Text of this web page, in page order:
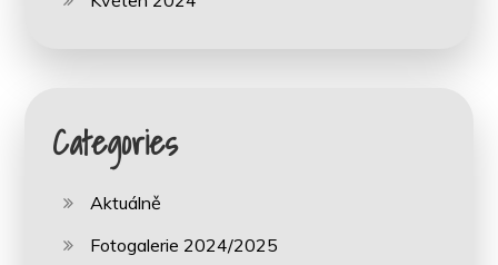
Categories
Aktuálně
Fotogalerie 2024/2025